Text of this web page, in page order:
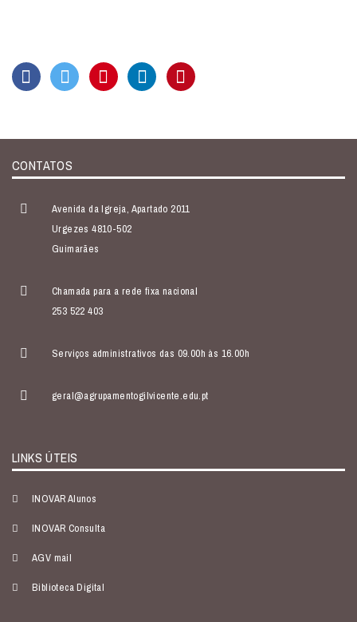
CONTATOS
Avenida da Igreja, Apartado 2011
Urgezes 4810-502
Guimarães
Chamada para a rede fixa nacional
253 522 403
Serviços administrativos das 09.00h às 16.00h
geral@agrupamentogilvicente.edu.pt
LINKS ÚTEIS
INOVAR Alunos
INOVAR Consulta
AGV mail
Biblioteca Digital